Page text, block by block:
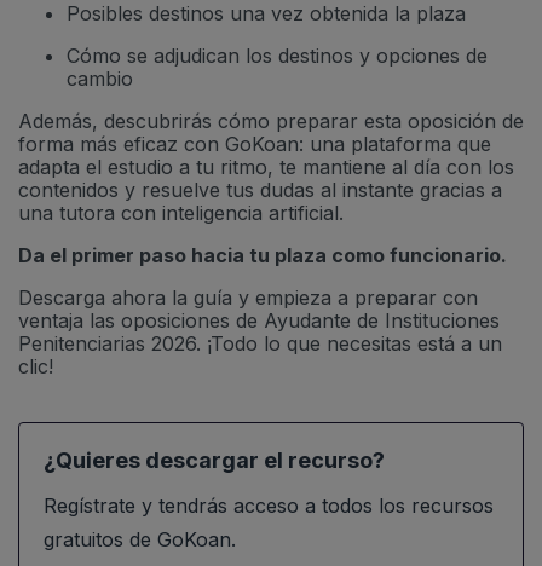
Posibles destinos una vez obtenida la plaza
Cómo se adjudican los destinos y opciones de
cambio
Además, descubrirás cómo preparar esta oposición de
forma más eficaz con GoKoan: una plataforma que
adapta el estudio a tu ritmo, te mantiene al día con los
contenidos y resuelve tus dudas al instante gracias a
una tutora con inteligencia artificial.
Da el primer paso hacia tu plaza como funcionario.
Descarga ahora la guía y empieza a preparar con
ventaja las oposiciones de Ayudante de Instituciones
Penitenciarias 2026. ¡Todo lo que necesitas está a un
clic!
¿Quieres descargar el recurso?
Regístrate y tendrás acceso a todos los recursos
gratuitos de GoKoan.